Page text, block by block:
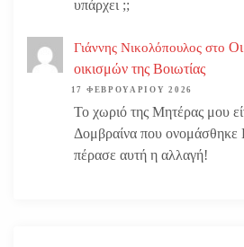
υπάρχει ;;
Γιάννης Νικολόπουλος στο
οικισμών της Βοιωτίας
17 ΦΕΒΡΟΥΑΡΊΟΥ 2026
Το χωριό της Μητέρας μου
Δομβραίνα που
πέρασε αυτή η αλλαγή!